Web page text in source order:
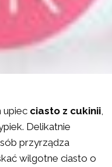
upiec ciasto z cukinii
Delikatnie
przyrządza
wilgotne ciasto o